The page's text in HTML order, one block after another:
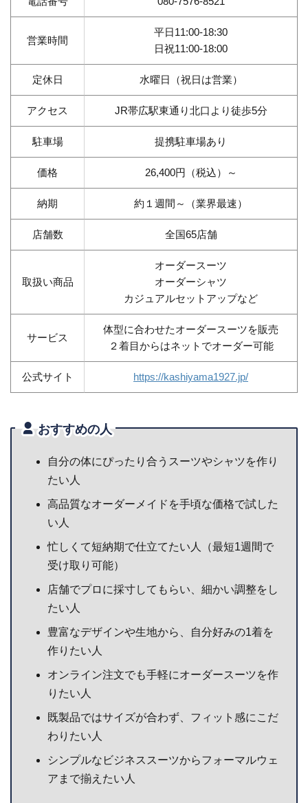
営業時間
平日11:00-18:30
日祝11:00-18:00
定休日 水曜日（祝日は営業）
アクセス JR帯広駅東通り北口より徒歩5分
駐車場 提携駐車場あり
価格 26,400円（税込）～
納期 約１週間～（業界最速）
店舗数 全国65店舗
取扱い商品
オーダースーツ
オーダーシャツ
カジュアルセットアップなど
サービス
体型に合わせたオーダースーツを販売
２着目からはネットでオーダー可能
公式サイト https://kashiyama1927.jp/
おすすめの人
自分の体にぴったり合うスーツやシャツを作り
たい人
高品質なオーダーメイドを手頃な価格で試した
い人
忙しくて短納期で仕立てたい人（最短1週間で
受け取り可能）
店舗でプロに採寸してもらい、細かい調整をし
たい人
豊富なデザインや生地から、自分好みの1着を
作りたい人
オンライン注文でも手軽にオーダースーツを作
りたい人
既製品ではサイズが合わず、フィット感にこだ
わりたい人
シンプルなビジネススーツからフォーマルウェ
アまで揃えたい人